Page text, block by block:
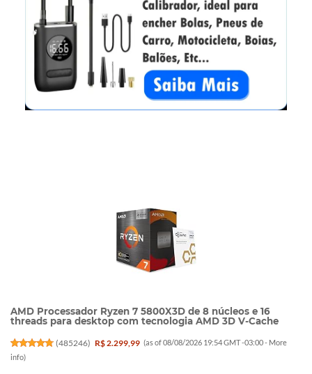
AMD Processador Ryzen 7 5800X3D de 8 núcleos e 16
threads para desktop com tecnologia AMD 3D V-Cache
(485246) R$ 2.299,99 (as of 08/08/2026 19:54 GMT -03:00 - More
info)